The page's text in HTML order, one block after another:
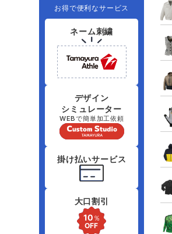
タ
アタックベース サ
藤
お得で便利なサービス
ネーム刺繍
デザイン
シミュレーター
WEBで簡単加工依頼
掛け払いサービス
大口割引